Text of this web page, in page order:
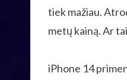
tiek mažiau.
metų kainą. Ar
iPhone 14